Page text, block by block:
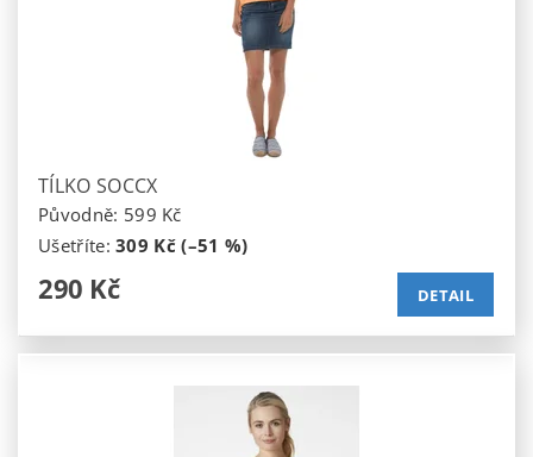
TÍLKO SOCCX
Původně: 599 Kč
Ušetříte:309 Kč (–51 %)
290 Kč DETAIL